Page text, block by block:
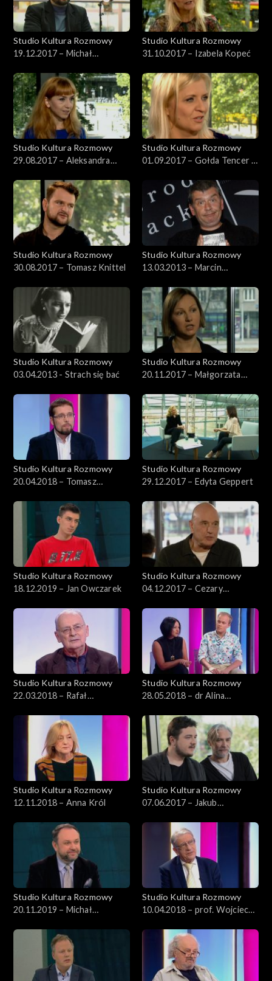
Studio Kultura Rozmowy
19.12.2017 – Michał
Studio Kultura Rozmowy
31.10.2017 – Izabela Kopeć
Studio Kultura Rozmowy
29.08.2017 – Aleksandra
Studio Kultura Rozmowy
01.09.2017 – Gołda Tencer i
Studio Kultura Rozmowy
30.08.2017 – Tomasz Knittel
Studio Kultura Rozmowy
13.03.2013 – Marcin
Studio Kultura Rozmowy
03.04.2013 - Strach się bać
Studio Kultura Rozmowy
20.11.2017 – Małgorzata
Studio Kultura Rozmowy
20.04.2018 – Tomasz
Studio Kultura Rozmowy
29.12.2017 – Edyta Geppert
Studio Kultura Rozmowy
18.12.2019 – Jan Owczarek
Studio Kultura Rozmowy
04.12.2017 – Cezary
Studio Kultura Rozmowy
22.03.2018 – Rafał
Studio Kultura Rozmowy
28.05.2018 – dr Alina
Studio Kultura Rozmowy
12.11.2018 – Anna Król
Studio Kultura Rozmowy
07.06.2017 – Jakub
Studio Kultura Rozmowy
20.11.2019 – Michał
Studio Kultura Rozmowy
10.04.2018 – prof. Wojciech